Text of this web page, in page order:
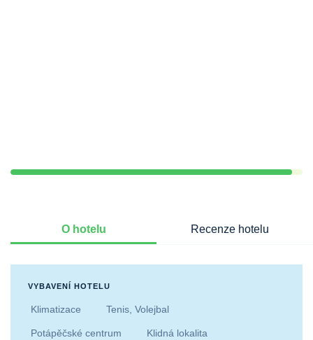
O hotelu Recenze hotelu
VYBAVENÍ HOTELU
Klimatizace Tenis, Volejbal
Potápěčské centrum Klidná lokalita